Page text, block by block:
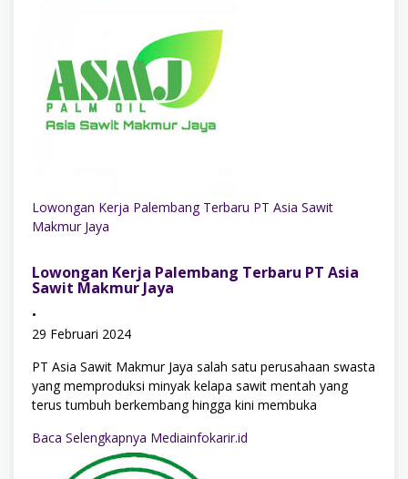
Lowongan Kerja Palembang Terbaru PT Asia Sawit
Makmur Jaya
Lowongan Kerja Palembang Terbaru PT Asia
Sawit Makmur Jaya
•
29 Februari 2024
PT Asia Sawit Makmur Jaya salah satu perusahaan swasta
yang memproduksi minyak kelapa sawit mentah yang
terus tumbuh berkembang hingga kini membuka
Baca Selengkapnya Mediainfokarir.id